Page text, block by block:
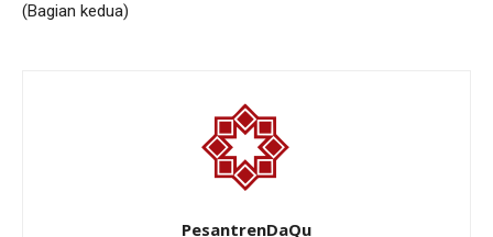
(Bagian kedua)
PesantrenDaQu